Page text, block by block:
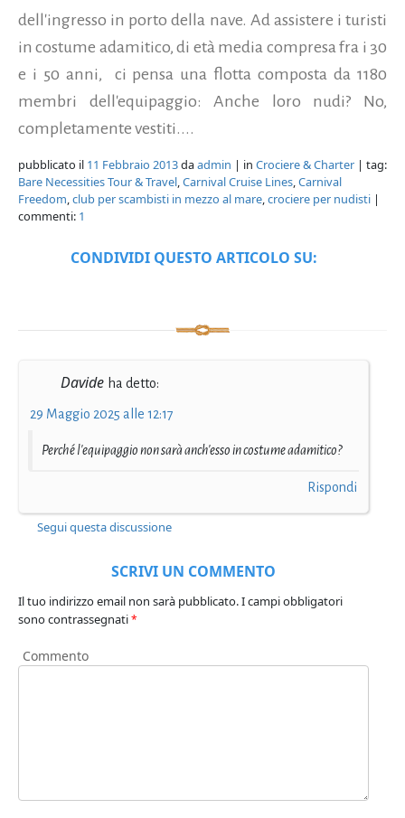
dell'ingresso in porto della nave. Ad assistere i turisti
in costume adamitico, di età media compresa fra i 30
e i 50 anni, ci pensa una flotta composta da 1180
membri dell'equipaggio: Anche loro nudi? No,
completamente vestiti....
pubblicato il 11 Febbraio 2013daadmin | in Crociere & Charter | tag:
Bare Necessities Tour & Travel,Carnival Cruise Lines,Carnival
Freedom,club per scambisti in mezzo al mare,crociere per nudisti |
commenti: 1
CONDIVIDI QUESTO ARTICOLO SU:
Davide ha detto:
29 Maggio 2025 alle 12:17
Perché l'equipaggio non sarà anch'esso in costume adamitico?
Rispondi
Segui questa discussione
SCRIVI UN COMMENTO
Il tuo indirizzo email non sarà pubblicato.I campi obbligatori
sono contrassegnati*
Commento